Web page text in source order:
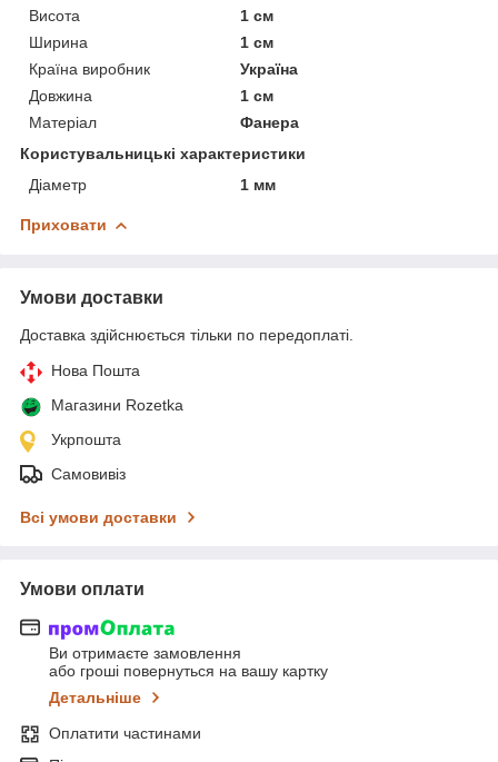
Висота
1 см
Ширина
1 см
Країна виробник
Україна
Довжина
1 см
Матеріал
Фанера
Користувальницькі характеристики
Діаметр
1 мм
Приховати
Умови доставки
Доставка здійснюється тільки по передоплаті.
Нова Пошта
Магазини Rozetka
Укрпошта
Самовивіз
Всі умови доставки
Умови оплати
Ви отримаєте замовлення
або гроші повернуться на вашу картку
Детальніше
Оплатити частинами